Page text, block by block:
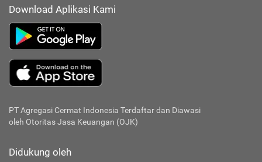
Download Aplikasi Kami
PT Agregasi Cermat Indonesia Terdaftar dan Diawasi
oleh Otoritas Jasa Keuangan (OJK)
Didukung oleh